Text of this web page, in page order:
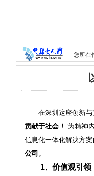
您所在
在深圳这座创新
贡献于社会！ ”为精神
信息化一体化解决方
公司 。
1、价值观引领